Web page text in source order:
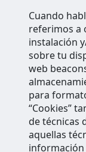
Cuando
referimos a
instalación
sobre tu
web
para
“Cookies”
de técnicas
aquellas